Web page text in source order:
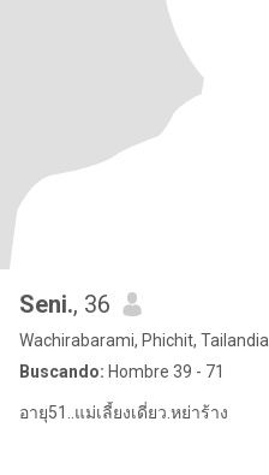
Seni., 36
Wachirabarami, Phichit, Tailandia
Buscando: Hombre 39 - 71
อายุ51..แม่เลี้ยงเดี่ยว.หย่าร้าง